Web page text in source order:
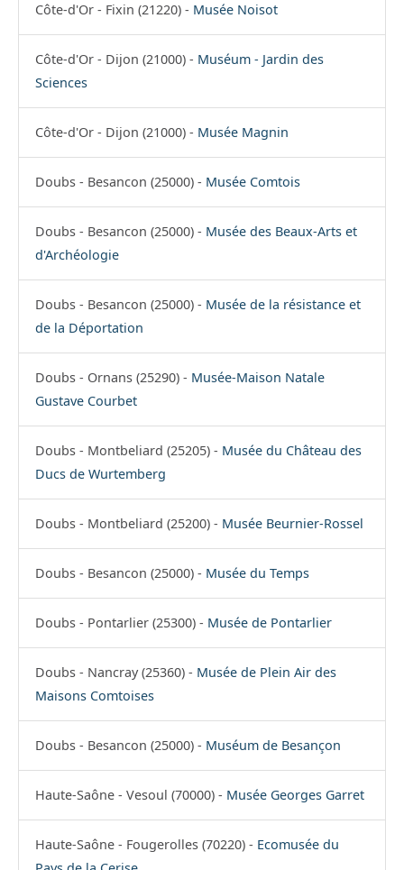
Côte-d'Or - Fixin (21220) - Musée Noisot
Côte-d'Or - Dijon (21000) - Muséum - Jardin des
Sciences
Côte-d'Or - Dijon (21000) - Musée Magnin
Doubs - Besancon (25000) - Musée Comtois
Doubs - Besancon (25000) - Musée des Beaux-Arts et
d'Archéologie
Doubs - Besancon (25000) - Musée de la résistance et
de la Déportation
Doubs - Ornans (25290) - Musée-Maison Natale
Gustave Courbet
Doubs - Montbeliard (25205) - Musée du Château des
Ducs de Wurtemberg
Doubs - Montbeliard (25200) - Musée Beurnier-Rossel
Doubs - Besancon (25000) - Musée du Temps
Doubs - Pontarlier (25300) - Musée de Pontarlier
Doubs - Nancray (25360) - Musée de Plein Air des
Maisons Comtoises
Doubs - Besancon (25000) - Muséum de Besançon
Haute-Saône - Vesoul (70000) - Musée Georges Garret
Haute-Saône - Fougerolles (70220) - Ecomusée du